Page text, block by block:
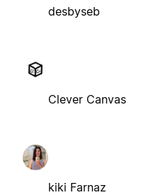
desbyseb
Clever Canvas
kiki Farnaz